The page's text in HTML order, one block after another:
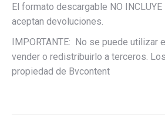
El formato descargable NO
aceptan devoluciones.
IMPORTANTE: No se puede utilizar
vender o redistribuirlo a terceros.
propiedad de Bvcontent